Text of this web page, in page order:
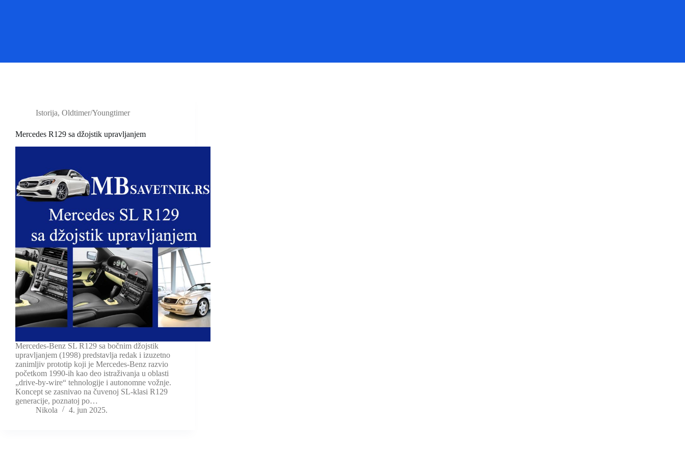
Istorija, Oldtimer/Youngtimer
Mercedes R129 sa džojstik upravljanjem
Mercedes-Benz SL R129 sa bočnim džojstik
upravljanjem (1998) predstavlja redak i izuzetno
zanimljiv prototip koji je Mercedes-Benz razvio
početkom 1990-ih kao deo istraživanja u oblasti
„drive-by-wire“ tehnologije i autonomne vožnje.
Koncept se zasnivao na čuvenoj SL-klasi R129
generacije, poznatoj po…
Nikola
4. jun 2025.